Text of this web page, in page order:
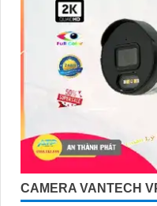
CAMERA VANTECH